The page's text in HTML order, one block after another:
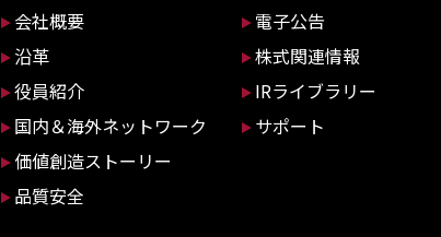
会社概要
沿革
役員紹介
国内＆海外ネットワーク
価値創造ストーリー
品質安全
電子公告
株式関連情報
IRライブラリー
サポート